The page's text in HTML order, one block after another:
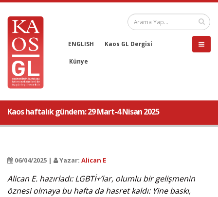
ENGLISH Kaos GL Dergisi
Künye
Kaos haftalık gündem: 29 Mart-4 Nisan 2025
06/04/2025 | Yazar: Alican E
Alican E. hazırladı: LGBTİ+’lar, olumlu bir gelişmenin
öznesi olmaya bu hafta da hasret kaldı: Yine baskı,